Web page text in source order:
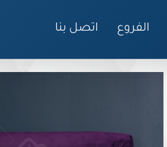
الفروع اتصل بنا